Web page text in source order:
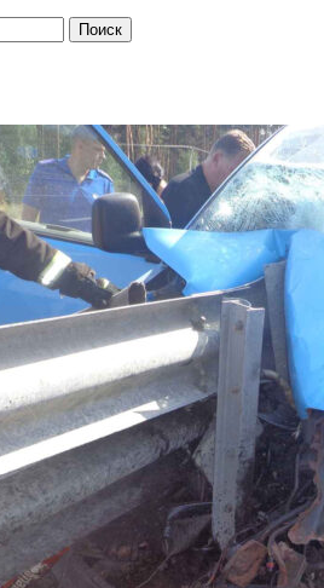
Поиск